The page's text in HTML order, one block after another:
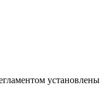
установлены